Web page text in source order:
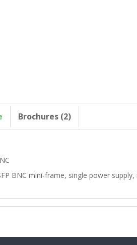
Brochures (2)
BNC mini-frame, single power supply,